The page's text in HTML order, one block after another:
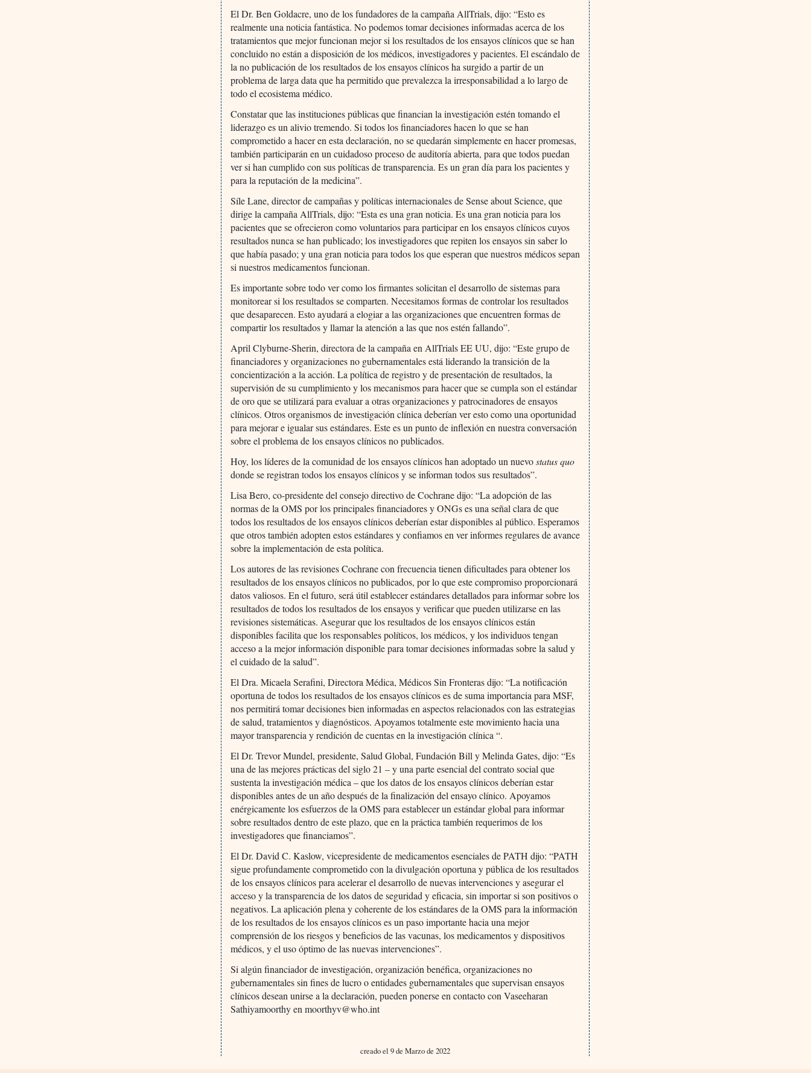
El Dr. Ben Goldacre, uno de los fundadores de la campaña AllTrials, dijo: “Esto es
realmente una noticia fantástica. No podemos tomar decisiones informadas acerca de los
tratamientos que mejor funcionan mejor si los resultados de los ensayos clínicos que se han
concluido no están a disposición de los médicos, investigadores y pacientes. El escándalo de
la no publicación de los resultados de los ensayos clínicos ha surgido a partir de un
problema de larga data que ha permitido que prevalezca la irresponsabilidad a lo largo de
todo el ecosistema médico.
Constatar que las instituciones públicas que financian la investigación estén tomando el
liderazgo es un alivio tremendo. Si todos los financiadores hacen lo que se han
comprometido a hacer en esta declaración, no se quedarán simplemente en hacer promesas,
también participarán en un cuidadoso proceso de auditoría abierta, para que todos puedan
ver si han cumplido con sus políticas de transparencia. Es un gran día para los pacientes y
para la reputación de la medicina”.
Síle Lane, director de campañas y políticas internacionales de Sense about Science, que
dirige la campaña AllTrials, dijo: “Esta es una gran noticia. Es una gran noticia para los
pacientes que se ofrecieron como voluntarios para participar en los ensayos clínicos cuyos
resultados nunca se han publicado; los investigadores que repiten los ensayos sin saber lo
que había pasado; y una gran noticia para todos los que esperan que nuestros médicos sepan
si nuestros medicamentos funcionan.
Es importante sobre todo ver como los firmantes solicitan el desarrollo de sistemas para
monitorear si los resultados se comparten. Necesitamos formas de controlar los resultados
que desaparecen. Esto ayudará a elogiar a las organizaciones que encuentren formas de
compartir los resultados y llamar la atención a las que nos estén fallando”.
April Clyburne-Sherin, directora de la campaña en AllTrials EE UU, dijo: “Este grupo de
financiadores y organizaciones no gubernamentales está liderando la transición de la
concientización a la acción. La política de registro y de presentación de resultados, la
supervisión de su cumplimiento y los mecanismos para hacer que se cumpla son el estándar
de oro que se utilizará para evaluar a otras organizaciones y patrocinadores de ensayos
clínicos. Otros organismos de investigación clínica deberían ver esto como una oportunidad
para mejorar e igualar sus estándares. Este es un punto de inflexión en nuestra conversación
sobre el problema de los ensayos clínicos no publicados.
Hoy, los líderes de la comunidad de los ensayos clínicos han adoptado un nuevostatus quo
donde se registran todos los ensayos clínicos y se informan todos sus resultados”.
Lisa Bero, co-presidente del consejo directivo de Cochrane dijo: “La adopción de las
normas de la OMS por los principales financiadores y ONGs es una señal clara de que
todos los resultados de los ensayos clínicos deberían estar disponibles al público. Esperamos
que otros también adopten estos estándares y confiamos en ver informes regulares de avance
sobre la implementación de esta política.
Los autores de las revisiones Cochrane con frecuencia tienen dificultades para obtener los
resultados de los ensayos clínicos no publicados, por lo que este compromiso proporcionará
datos valiosos. En el futuro, será útil establecer estándares detallados para informar sobre los
resultados de todos los resultados de los ensayos y verificar que pueden utilizarse en las
revisiones sistemáticas. Asegurar que los resultados de los ensayos clínicos están
disponibles facilita que los responsables políticos, los médicos, y los individuos tengan
acceso a la mejor información disponible para tomar decisiones informadas sobre la salud y
el cuidado de la salud”.
El Dra. Micaela Serafini, Directora Médica, Médicos Sin Fronteras dijo: “La notificación
oportuna de todos los resultados de los ensayos clínicos es de suma importancia para MSF,
nos permitirá tomar decisiones bien informadas en aspectos relacionados con las estrategias
de salud, tratamientos y diagnósticos. Apoyamos totalmente este movimiento hacia una
mayor transparencia y rendición de cuentas en la investigación clínica “.
El Dr. Trevor Mundel, presidente, Salud Global, Fundación Bill y Melinda Gates, dijo: “Es
una de las mejores prácticas del siglo 21 – y una parte esencial del contrato social que
sustenta la investigación médica – que los datos de los ensayos clínicos deberían estar
disponibles antes de un año después de la finalización del ensayo clínico. Apoyamos
enérgicamente los esfuerzos de la OMS para establecer un estándar global para informar
sobre resultados dentro de este plazo, que en la práctica también requerimos de los
investigadores que financiamos”.
El Dr. David C. Kaslow, vicepresidente de medicamentos esenciales de PATH dijo: “PATH
sigue profundamente comprometido con la divulgación oportuna y pública de los resultados
de los ensayos clínicos para acelerar el desarrollo de nuevas intervenciones y asegurar el
acceso y la transparencia de los datos de seguridad y eficacia, sin importar si son positivos o
negativos. La aplicación plena y coherente de los estándares de la OMS para la información
de los resultados de los ensayos clínicos es un paso importante hacia una mejor
comprensión de los riesgos y beneficios de las vacunas, los medicamentos y dispositivos
médicos, y el uso óptimo de las nuevas intervenciones”.
Si algún financiador de investigación, organización benéfica, organizaciones no
gubernamentales sin fines de lucro o entidades gubernamentales que supervisan ensayos
clínicos desean unirse a la declaración, pueden ponerse en contacto con Vaseeharan
Sathiyamoorthy en moorthyv@who.int
creado el 9 de Marzo de 2022